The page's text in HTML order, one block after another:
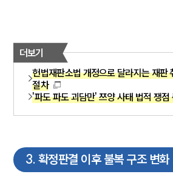
더보기
헌법재판소법 개정으로 달라지는 재판
절차
'파도 파도 괴담만' 쯔양 사태 법적 쟁점
3. 확정판결 이후 불복 구조 변화